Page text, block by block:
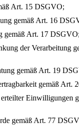
Art. 15 DSGVO;
gemäß Art. 16
gemäß Art. 17 DSGVO;
der Verarbeitung
gemäß Art. 19
gemäß Art.
Einwilligungen
gemäß Art. 77